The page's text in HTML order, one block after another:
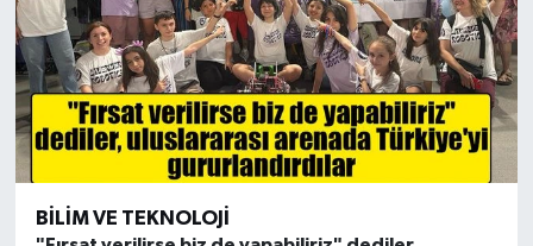
BILIM VE TEKNOLOJI